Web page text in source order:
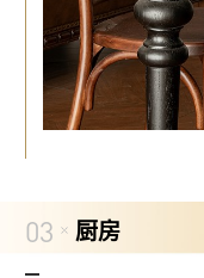
03 厨房